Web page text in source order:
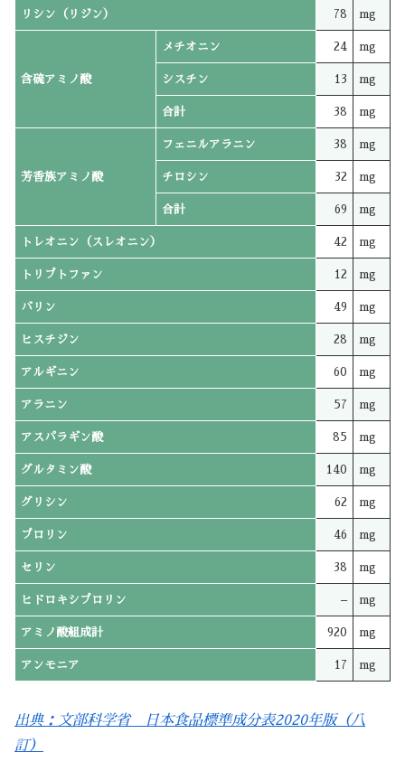
リシン（リジン） 78 mg
含硫アミノ酸
メチオニン 24 mg
シスチン 13 mg
合計 38 mg
芳香族アミノ酸
フェニルアラニン 38 mg
チロシン 32 mg
合計 69 mg
トレオニン（スレオニン） 42 mg
トリプトファン 12 mg
バリン 49 mg
ヒスチジン 28 mg
アルギニン 60 mg
アラニン 57 mg
アスパラギン酸 85 mg
グルタミン酸 140 mg
グリシン 62 mg
プロリン 46 mg
セリン 38 mg
ヒドロキシプロリン – mg
アミノ酸組成計 920 mg
アンモニア 17 mg
出典：文部科学省 日本食品標準成分表2020年版（八
訂）